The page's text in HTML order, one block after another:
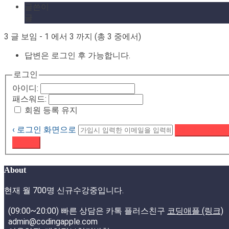
3 글 보임 - 1 에서 3 까지 (총 3 중에서)
답변은 로그인 후 가능합니다.
로그인
아이디:
패스워드:
회원 등록 유지
‹ 로그인 화면으로
About
현재 월 700명 신규수강중입니다.
(09:00~20:00) 빠른 상담은 카톡 플러스친구 코딩애플 (링크)
admin@codingapple.com